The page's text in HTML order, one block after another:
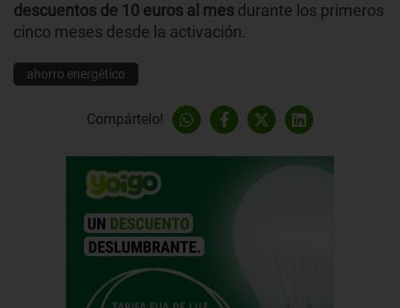
descuentos de 10 euros al mes durante los primeros
cinco meses desde la activación.
ahorro energético
Compártelo!